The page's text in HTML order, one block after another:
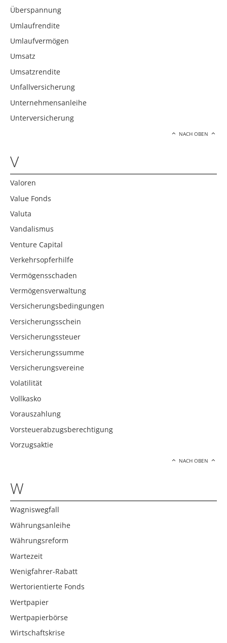
Überspannung
Umlaufrendite
Umlaufvermögen
Umsatz
Umsatzrendite
Unfallversicherung
Unternehmensanleihe
Unterversicherung
NACH OBEN
V
Valoren
Value Fonds
Valuta
Vandalismus
Venture Capital
Verkehrsopferhilfe
Vermögensschaden
Vermögensverwaltung
Versicherungsbedingungen
Versicherungsschein
Versicherungssteuer
Versicherungssumme
Versicherungsvereine
Volatilität
Vollkasko
Vorauszahlung
Vorsteuerabzugsberechtigung
Vorzugsaktie
NACH OBEN
W
Wagniswegfall
Währungsanleihe
Währungsreform
Wartezeit
Wenigfahrer-Rabatt
Wertorientierte Fonds
Wertpapier
Wertpapierbörse
Wirtschaftskrise